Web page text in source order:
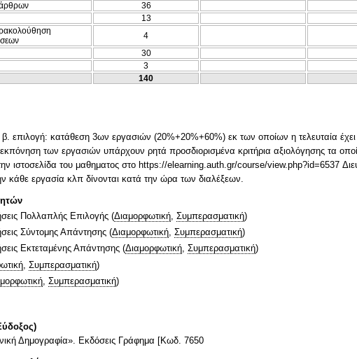
άρθρων
36
13
4
30
3
140
επιλογή: κατάθεση 3ων εργασιών (20%+20%+60%) εκ των οποίων η τελευταία έχει
των εργασιών υπάρχουν ρητά προσδιορισμένα κριτήρια αξιολόγησης τα
ιστοσελίδα του μαθηματος στο https://elearning.auth.gr/course/view.php?id=6537
κάθε εργασία κλπ δίνονται κατά την ώρα των διαλέξεων.
Πολλαπλής Επιλογής (Διαμορφωτική Συμπερασματική)
Σύντομης Απάντησης (Διαμορφωτική, Συμπερασματική)
Εκτεταμένης Απάντησης (Διαμορφωτική, Συμπερασματική)
Συμπερασματική)
, Συμπερασματική)
Δημογραφία». Εκδόσεις Γράφημα [Κωδ. 7650